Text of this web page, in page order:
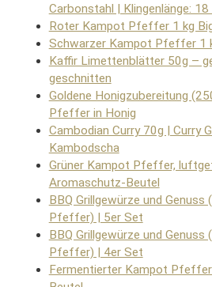
Carbonstahl | Klingenlänge: 18
Roter Kampot Pfeffer 1 kg
Schwarzer Kampot Pfeffer 1
Kaffir Limettenblätter 50g –
geschnitten
Goldene Honigzubereitung
Pfeffer in Honig
Cambodian Curry 70g | Curry
Kambodscha
Grüner Kampot Pfeffer,
Aromaschutz-Beutel
BBQ Grillgewürze und
Pfeffer) | 5er Set
BBQ Grillgewürze und
Pfeffer) | 4er Set
Fermentierter Kampot